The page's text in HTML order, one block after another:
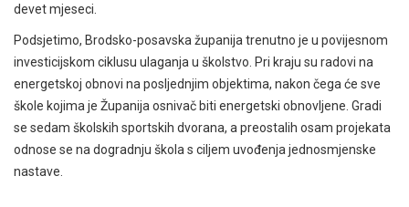
devet mjeseci.
Podsjetimo, Brodsko-posavska županija trenutno je u povijesnom
investicijskom ciklusu ulaganja u školstvo. Pri kraju su radovi na
energetskoj obnovi na posljednjim objektima, nakon čega će sve
škole kojima je Županija osnivač biti energetski obnovljene. Gradi
se sedam školskih sportskih dvorana, a preostalih osam projekata
odnose se na dogradnju škola s ciljem uvođenja jednosmjenske
nastave.